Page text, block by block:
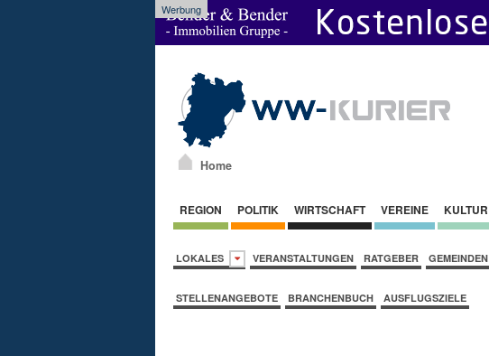
Werbung
Home
REGION POLITIK WIRTSCHAFT VEREINE KULTUR
LOKALES VERANSTALTUNGEN RATGEBER GEMEINDEN
STELLENANGEBOTE BRANCHENBUCH AUSFLUGSZIELE